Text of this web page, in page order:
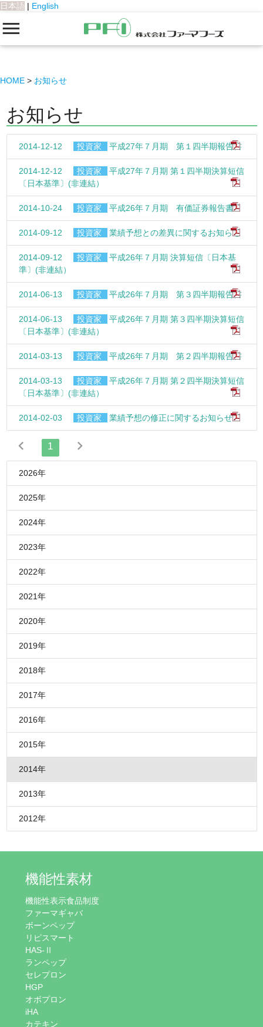
日本語 | English
HOME お知らせ
お知らせ
2014-12-12 投資家 平成27年７月期 第１四半期報告書
2014-12-12 投資家
平成27年７月期 第１四半期決算短信
〔日本基準〕(非連結）
2014-10-24 投資家 平成26年７月期 有価証券報告書
2014-09-12 投資家 業績予想との差異に関するお知らせ
2014-09-12 投資家
平成26年７月期 決算短信〔日本基
準〕(非連結）
2014-06-13 投資家 平成26年７月期 第３四半期報告書
2014-06-13 投資家
平成26年７月期 第３四半期決算短信
〔日本基準〕(非連結）
2014-03-13 投資家 平成26年７月期 第２四半期報告書
2014-03-13 投資家
平成26年７月期 第２四半期決算短信
〔日本基準〕(非連結）
2014-02-03 投資家 業績予想の修正に関するお知らせ
1
2026年
2025年
2024年
2023年
2022年
2021年
2020年
2019年
2018年
2017年
2016年
2015年
2014年
2013年
2012年
機能性素材
機能性表示食品制度
ファーマギャバ
ボーンペップ
リピスマート
HAS-Ⅱ
ランペップ
セレプロン
HGP
オボプロン
iHA
カテキン